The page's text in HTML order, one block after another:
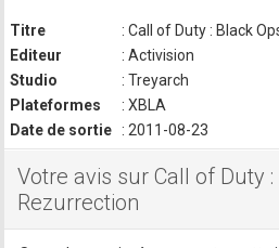
Titre
: Call of Duty : Black
Editeur
: Activision
Studio
: Treyarch
Plateformes
: XBLA
Date de sortie
: 2011-08-23
Votre avis sur Call of Duty :
Rezurrection